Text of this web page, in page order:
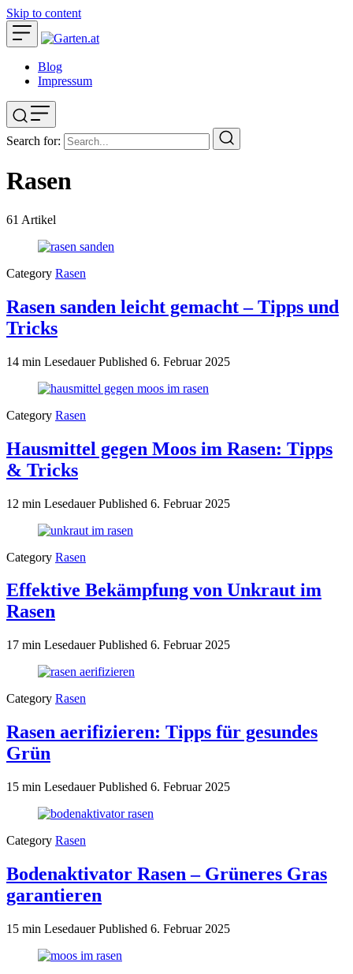
Skip to content
Blog
Impressum
Search for:
Rasen
61 Artikel
Category Rasen
Rasen sanden leicht gemacht – Tipps und
Tricks
14 min LesedauerPublished 6. Februar 2025
Category Rasen
Hausmittel gegen Moos im Rasen: Tipps
& Tricks
12 min LesedauerPublished 6. Februar 2025
Category Rasen
Effektive Bekämpfung von Unkraut im
Rasen
17 min LesedauerPublished 6. Februar 2025
Category Rasen
Rasen aerifizieren: Tipps für gesundes
Grün
15 min LesedauerPublished 6. Februar 2025
Category Rasen
Bodenaktivator Rasen – Grüneres Gras
garantieren
15 min LesedauerPublished 6. Februar 2025